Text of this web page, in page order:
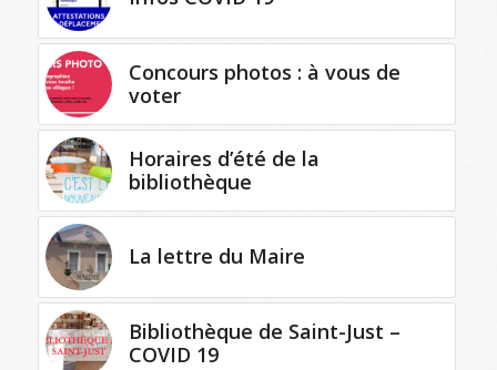
Concours photos : à vous de
voter
Horaires d’été de la
bibliothèque
La lettre du Maire
Bibliothèque de Saint-Just –
COVID 19